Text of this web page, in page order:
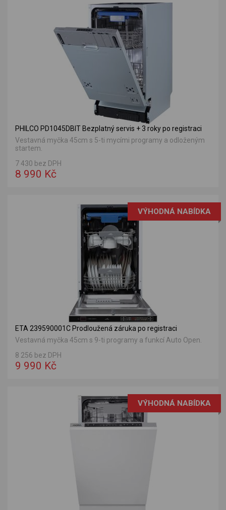
PHILCO PD1045DBIT Bezplatný servis + 3 roky po registraci
Vestavná myčka 45cm s 5-ti mycími programy a odloženým
startem.
7 430 bez DPH
8 990 Kč
VÝHODNÁ NABÍDKA
ETA 239590001C Prodloužená záruka po registraci
Vestavná myčka 45cm s 9-ti programy a funkcí Auto Open.
8 256 bez DPH
9 990 Kč
VÝHODNÁ NABÍDKA